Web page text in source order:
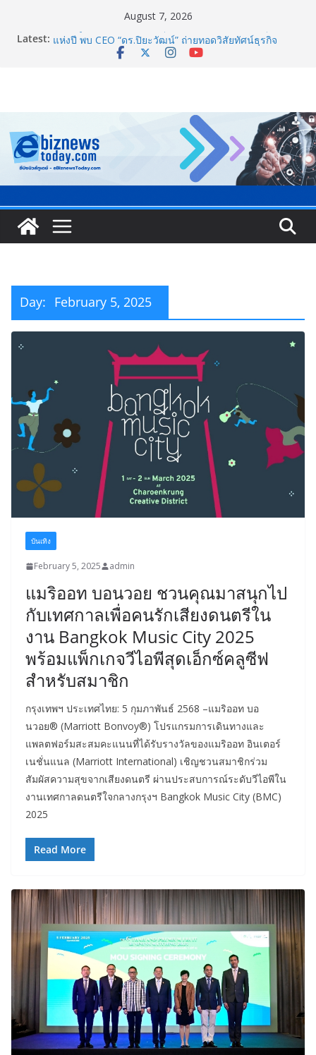
August 7, 2026
Latest: 8.8 “ซูเลียน” รวมพลังนักธุรกิจทั่วประเทศ จัดประชุมใหญ่
แห่งปี พบ CEO “ดร.ปิยะวัฒน์” ถ่ายทอดวิสัยทัศน์ธุรกิจ
250 บูธ คาดเงินสะพัด 220 ลบ.
Thailand LAB INTERNATIONAL 2026 ผนึก
Bio+HealthTech INTERNATIONAL และ FutureCHEM
INTERNATIONAL เปิดเวที AI ขับเคลื่อนนวัตกรรม
วิทยาศาสตร์และสุขภาพ
Guangzhou Yinghao School เผยวิสัยทัศน์การศึกษาที่
TCMA จับมือแคนาดา ดันเทคโนโลยีดักจับคาร์บอนเครื่อง
แรกในไทย ปูทางอุตสาหกรรมปูนซีเมนต์สู่ Net Zero 2050
Day: February 5, 2025
บันเทิง
February 5, 2025 admin
แมริออท บอนวอย ชวนคุณมาสนุกไป
กับเทศกาลเพื่อคนรักเสียงดนตรีใน
งาน Bangkok Music City 2025
พร้อมแพ็กเกจวีไอพีสุดเอ็กซ์คลูซีฟ
สำหรับสมาชิก
กรุงเทพฯ ประเทศไทย: 5 กุมภาพันธ์ 2568 –แมริออท บอ
นวอย® (Marriott Bonvoy®) โปรแกรมการเดินทางและ
แพลตฟอร์มสะสมคะแนนที่ได้รับรางวัลของแมริออท อินเตอร์
เนชั่นแนล (Marriott International) เชิญชวนสมาชิกร่วม
สัมผัสความสุขจากเสียงดนตรี ผ่านประสบการณ์ระดับวีไอพีใน
งานเทศกาลดนตรีใจกลางกรุงฯ Bangkok Music City (BMC)
2025
Read More